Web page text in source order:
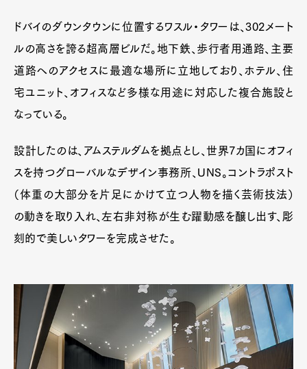
ドバイのダウンタウンに位置するワスル・タワーは、302メート
ルの高さを誇る超高層ビルだ。地下鉄、歩行者用通路、主要
道路へのアクセスに最適な場所に立地しており、ホテル、住
宅ユニット、オフィスなど多様な用途に対応した複合施設と
なっている。
設計したのは、アムステルダムを拠点とし、世界7カ国にオフィ
スを持つグローバルなデザイン事務所、UNS。コントラポスト
（体重の大部分を片足にかけて立つ人物を描く芸術技法）
の動きを取り入れ、左右非対称が生む躍動感を醸し出す、彫
刻的で美しいタワーを完成させた。